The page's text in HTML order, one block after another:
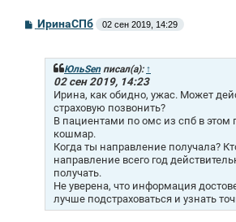
СИринаСПб 02 сен 2019, 14:29
ЮльSenписал(а): ↑
02 сен 2019, 14:23
Ирина, как обидно, ужас. Может
страховую позвонить?
В пациентами по омс из спб в этом
кошмар.
Когда ты направление получала?
направление всего год
получать.
Не уверена, что информация
лучше подстраховаться и узнать